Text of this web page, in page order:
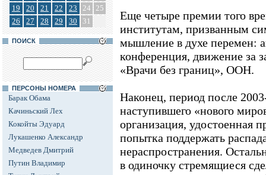
19
20 21 22 23 24 25
26
27 28 29 30 31
ПОИСК
ПЕРСОНЫ НОМЕРА
Барак Обама
Качиньский Лех
Кокойты Эдуард
Лукашенко Александр
Медведев Дмитрий
Путин Владимир
Еще четыре премии того
институтам, призванным
мышление в духе перемен:
конференция, движение за
«Врачи без границ», ООН.
Наконец, период после
наступившего «нового
организация,
попытка поддержать
нераспространения.
в одиночку стремящиеся